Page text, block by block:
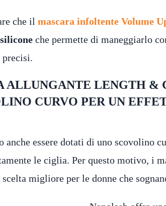
che il mascara infoltente Volume
che permette di maneggiarlo
ALLUNGANTE LENGTH &
CURVO PER UN
anche essere dotati di uno scovolino
le ciglia. Per questo motivo, i
migliore per le donne che